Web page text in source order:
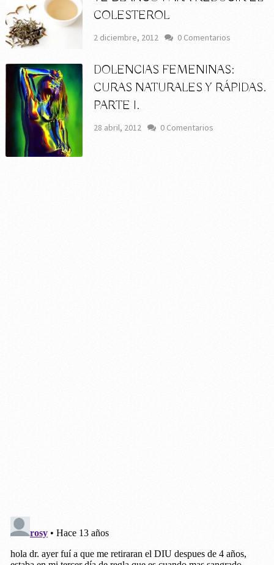
COLESTEROL
2 diciembre, 2012 0 Comentarios
DOLENCIAS FEMENINAS:
CURAS NATURALES Y RÁPIDAS.
PARTE I.
28 abril, 2012 0 Comentarios